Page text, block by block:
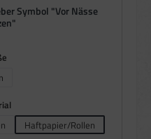
Symbol "Vor Nässe
auswählen
Haftpapier/Rollen